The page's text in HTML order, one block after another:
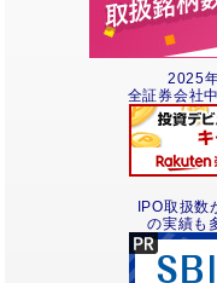
2025
全証券会社
IPO取扱
の実績も